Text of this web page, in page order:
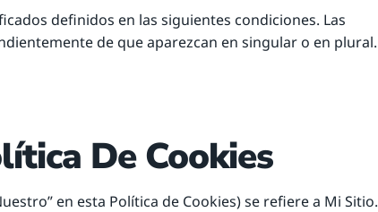
definidos en las siguientes condiciones. Las
de que aparezcan en singular o en plural.
De Cookies
en esta Política de Cookies) se refiere a Mi Sitio.